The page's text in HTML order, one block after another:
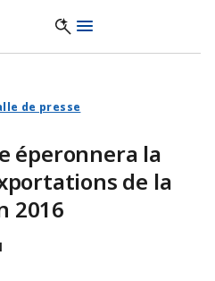
de presse
éperonnera la
de la
2016